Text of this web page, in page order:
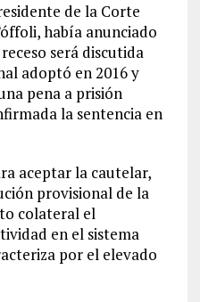
de la Corte
había anunciado
será discutida
adoptó en 2016 y
pena a prisión
la sentencia en
aceptar la cautelar,
provisional de la
colateral el
en el sistema
por el elevado